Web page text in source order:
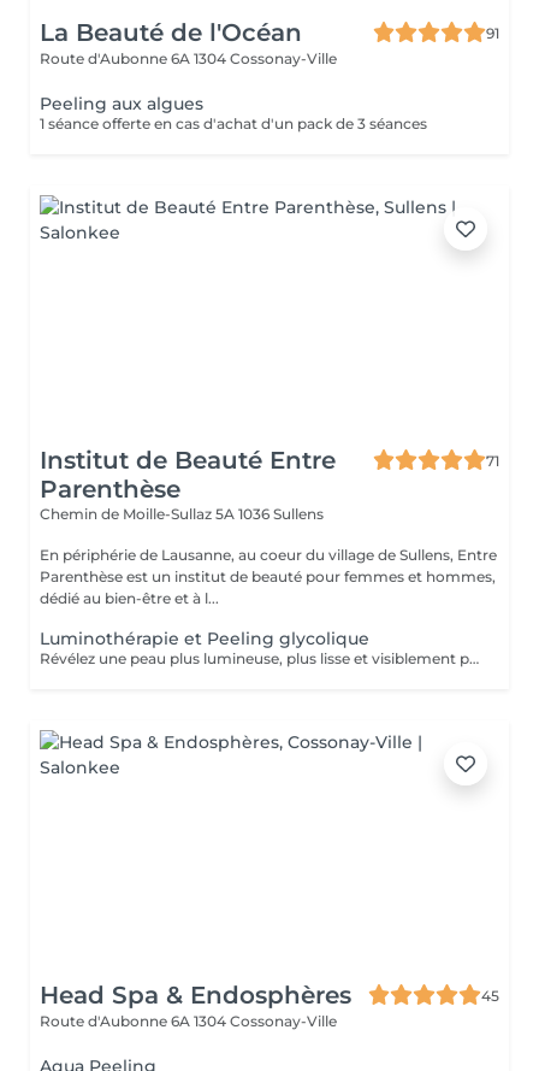
La Beauté de l'Océan
91
Route d'Aubonne 6A 1304 Cossonay-Ville
Peeling aux algues
1 séance offerte en cas d'achat d'un pack de 3 séances
Institut de Beauté Entre
Parenthèse
71
Chemin de Moille-Sullaz 5A 1036 Sullens
En périphérie de Lausanne, au coeur du village de Sullens, Entre
Parenthèse est un institut de beauté pour femmes et hommes,
dédié au bien-être et à l...
Luminothérapie et Peeling glycolique
Révélez une peau plus lumineuse, plus lisse et visiblement plus éclatante Le Peeling Glycolique associé à la Luminothérapie LED est un protocole personnalisé qui combine une exfoliation douce et une photobiomodulation par LED. Le peeling prépare la peau en favorisant son renouvellement naturel, tandis que la couleur de la LED est choisie selon vos besoins afin d'optimiser les résultats de chaque séance.
Head Spa & Endosphères
45
Route d'Aubonne 6A 1304 Cossonay-Ville
Aqua Peeling